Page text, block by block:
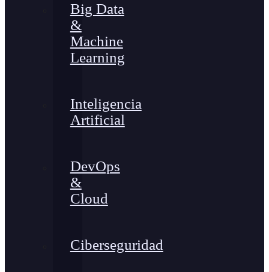
Big Data
&
Machine
Learning
Inteligencia
Artificial
DevOps
&
Cloud
Ciberseguridad